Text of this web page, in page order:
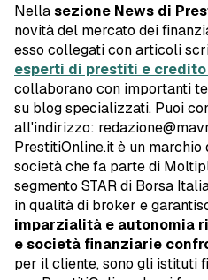
Nellasezione News di
novità del mercato dei
esso collegati con articoli
esperti di prestiti e
collaborano con importanti
su blog specializzati. Puoi
all'indirizzo:
PrestitiOnline.it è un marchio
società che fa parte di
segmento STAR di Borsa
in qualità di broker e
imparzialità e autonomia
e società finanziarie
per il cliente, sono gli istituti